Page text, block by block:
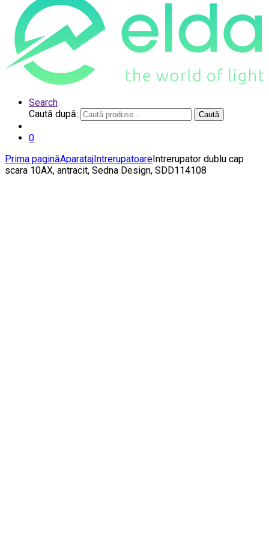
Search
Caută după:
Caută
0
Prima paginăAparatajIntrerupatoareIntrerupator dublu cap
scara 10AX, antracit, Sedna Design, SDD114108